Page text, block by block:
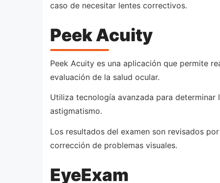
caso de necesitar lentes correctivos.
Peek Acuity
Peek Acuity es una aplicación que permite
evaluación de la salud ocular.
Utiliza tecnología avanzada para
astigmatismo.
Los resultados del examen son revisados
corrección de problemas visuales.
EyeExam